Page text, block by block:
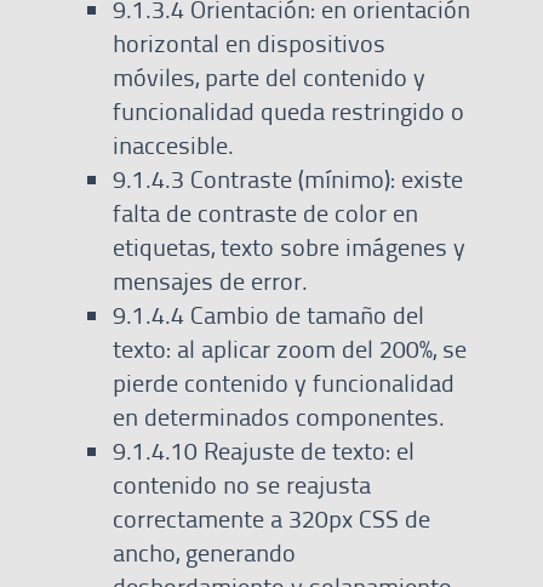
9.1.3.4 Orientación: en orientación
horizontal en dispositivos
móviles, parte del contenido y
funcionalidad queda restringido o
inaccesible.
9.1.4.3 Contraste (mínimo): existe
falta de contraste de color en
etiquetas, texto sobre imágenes y
mensajes de error.
9.1.4.4 Cambio de tamaño del
texto: al aplicar zoom del 200%, se
pierde contenido y funcionalidad
en determinados componentes.
9.1.4.10 Reajuste de texto: el
contenido no se reajusta
correctamente a 320px CSS de
ancho, generando